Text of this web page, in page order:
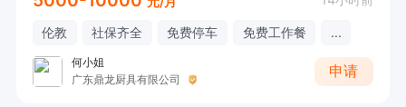
伦教 社保齐全 免费停车 免费工作餐 ...
何小姐
广东鼎龙厨具有限公司
申请